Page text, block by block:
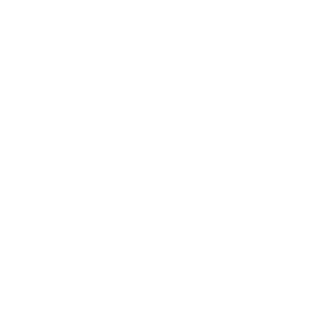
GT3 EVO insgesamt drei
ein. Am Ende fehlten
in der Meisterschaft.
den Sprint-Titel
24h Nürburging